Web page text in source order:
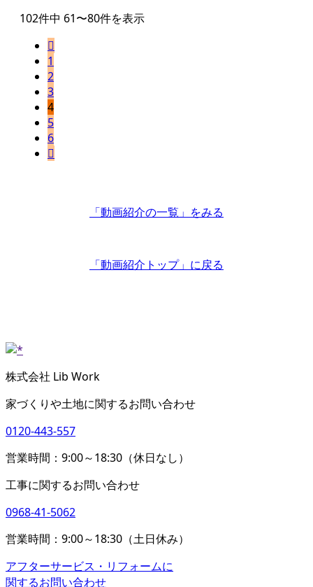
102件中 61〜80件を表示

1
2
3
4
5
6

「動画紹介の一覧」 をみる
「動画紹介トップ」 に戻る
株式会社 Lib Work
家づくりや土地に関するお問い合わせ
0120-443-557
営業時間：9:00～18:30（休日なし）
工事に関するお問い合わせ
0968-41-5062
営業時間：9:00～18:30（土日休み）
アフターサービス・リフォームに
関するお問い合わせ